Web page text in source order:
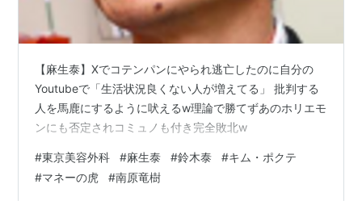
【麻生泰】Xでコテンパンにやられ逃亡したのに自分の
Youtubeで「生活状況良くない人が増えてる」 批判する
人を馬鹿にするように吠えるw理論で勝てずあのホリエモ
ンにも否定されコミュノも付き完全敗北w
#東京美容外科 #麻生泰 #鈴木泰 #キム・ポクテ
#マネーの虎 #南原竜樹